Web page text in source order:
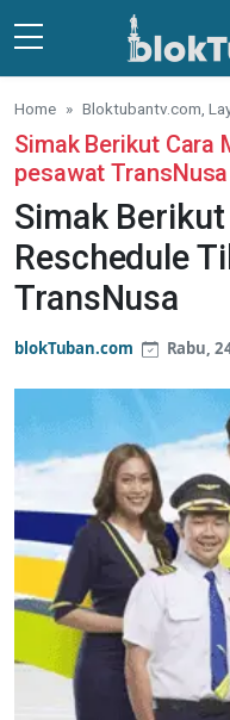
Skip to main content
Home Bloktubantv.com,
Simak Berikut Cara
pesawat TransNusa
Simak
Reschedule
TransNusa
blokTuban.com Rabu,